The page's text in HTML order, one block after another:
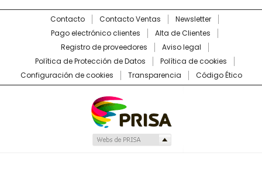
Contacto Contacto Ventas
Newsletter
Pago electrónico clientes
Alta de Clientes
Registro de proveedores
Aviso legal
Política de Protección de Datos
Política de cookies
Configuración de cookies
Transparencia Código Ético